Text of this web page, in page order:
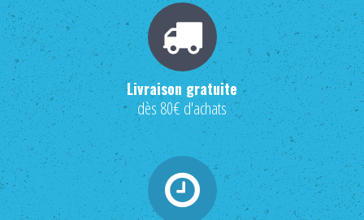
Livraison gratuite
dès 80€ d'achats